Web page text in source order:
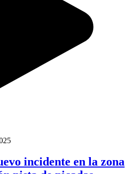
incidente en la zona